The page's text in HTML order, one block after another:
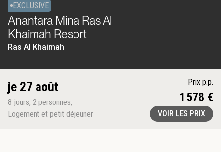
EXCLUSIVE
Anantara Mina Ras Al
Khaimah Resort
Ras Al Khaimah
je 27 août
8 jours, 2 personnes,
Logement et petit déjeuner
Prix p.p.
1 578 €
VOIR LES PRIX